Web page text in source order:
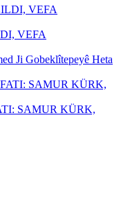
VEFA
Ji Gobeklîtepeyê Heta
SAMUR KÜRK,